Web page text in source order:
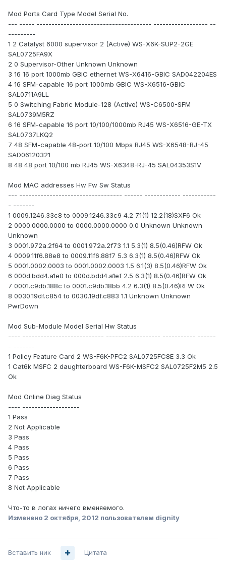
Mod Ports Card Type Model Serial No.
--- ----- -------------------------------------- ------------------ --
---------
1 2 Catalyst 6000 supervisor 2 (Active) WS-X6K-SUP2-2GE
SAL0725FA9X
2 0 Supervisor-Other Unknown Unknown
3 16 16 port 1000mb GBIC ethernet WS-X6416-GBIC SAD042204ES
4 16 SFM-capable 16 port 1000mb GBIC WS-X6516-GBIC
SAL0711A9LL
5 0 Switching Fabric Module-128 (Active) WS-C6500-SFM
SAL0739M5RZ
6 16 SFM-capable 16 port 10/100/1000mb RJ45 WS-X6516-GE-TX
SAL0737LKQ2
7 48 SFM-capable 48-port 10/100 Mbps RJ45 WS-X6548-RJ-45
SAD06120321
8 48 48 port 10/100 mb RJ45 WS-X6348-RJ-45 SAL04353S1V
Mod MAC addresses Hw Fw Sw Status
--- ---------------------------------- ------ ------------ -----------
- -------
1 0009.1246.33c8 to 0009.1246.33c9 4.2 7.1(1) 12.2(18)SXF6 Ok
2 0000.0000.0000 to 0000.0000.0000 0.0 Unknown Unknown
Unknown
3 0001.972a.2f64 to 0001.972a.2f73 1.1 5.3(1) 8.5(0.46)RFW Ok
4 0009.11f6.88e8 to 0009.11f6.88f7 5.3 6.3(1) 8.5(0.46)RFW Ok
5 0001.0002.0003 to 0001.0002.0003 1.5 6.1(3) 8.5(0.46)RFW Ok
6 000d.bdd4.a1e0 to 000d.bdd4.a1ef 2.5 6.3(1) 8.5(0.46)RFW Ok
7 0001.c9db.188c to 0001.c9db.18bb 4.2 6.3(1) 8.5(0.46)RFW Ok
8 0030.19df.c854 to 0030.19df.c883 1.1 Unknown Unknown
PwrDown
Mod Sub-Module Model Serial Hw Status
---- --------------------------- ------------------ ----------- ------
- -------
1 Policy Feature Card 2 WS-F6K-PFC2 SAL0725FC8E 3.3 Ok
1 Cat6k MSFC 2 daughterboard WS-F6K-MSFC2 SAL0725F2M5 2.5
Ok
Mod Online Diag Status
---- -------------------
1 Pass
2 Not Applicable
3 Pass
4 Pass
5 Pass
6 Pass
7 Pass
8 Not Applicable
Что-то в логах ничего вменяемого.
Изменено 2 октября, 2012 пользователем dignity
Вставить ник Цитата